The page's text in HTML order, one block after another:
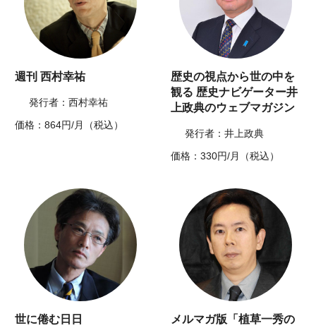
週刊 西村幸祐
発行者：西村幸祐
価格：864円/月（税込）
歴史の視点から世の中を
観る 歴史ナビゲーター井
上政典のウェブマガジン
発行者：井上政典
価格：330円/月（税込）
世に倦む日日
メルマガ版「植草一秀の